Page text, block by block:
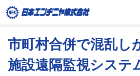
市町村合併で混乱し
施設遠隔監視システ